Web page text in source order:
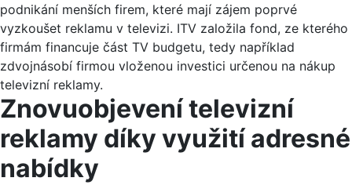
podnikání menších firem, které mají zájem poprvé
vyzkoušet reklamu v televizi. ITV založila fond, ze kterého
firmám financuje část TV budgetu, tedy například
zdvojnásobí firmou vloženou investici určenou na nákup
televizní reklamy.
Znovuobjevení televizní
reklamy díky využití adresné
nabídky